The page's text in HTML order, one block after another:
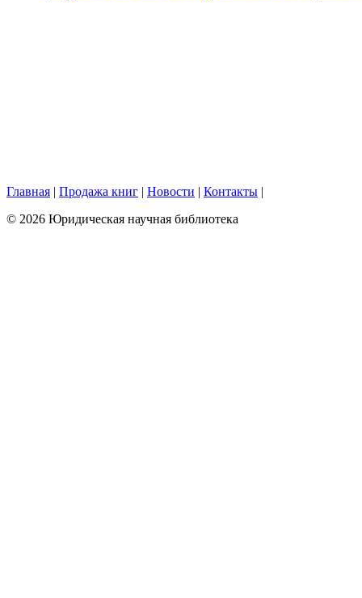
Главная | Продажа книг | Новости | Контакты |
© 2026 Юридическая научная библиотека